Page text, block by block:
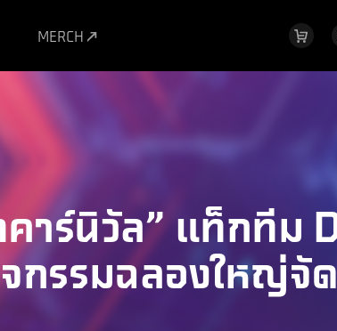
MERCH
คาร์นิวัล” แท็กทีม
กรรมฉลองใหญ่จั